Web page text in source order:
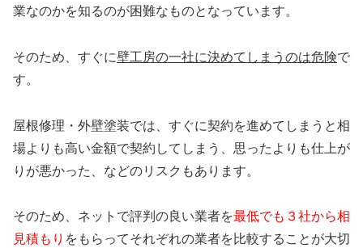
業なのかを知るのが困難なものとなっています。
そのため、すぐに壁工房の一社に決めてしまうのは危険で
す。
屋根修理・外壁塗装では、すぐに契約を進めてしまうと相
場よりも高い金額で契約してしまう、思ったよりも仕上が
りが悪かった、などのリスクもあります。
そのため、ネットで評判の良い業者を最低でも３社から相
見積もり をもらってそれぞれの業者を比較することが大切